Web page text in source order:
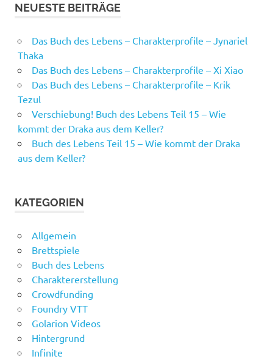
NEUESTE BEITRÄGE
Das Buch des Lebens – Charakterprofile – Jynariel
Thaka
Das Buch des Lebens – Charakterprofile – Xi Xiao
Das Buch des Lebens – Charakterprofile – Krik
Tezul
Verschiebung! Buch des Lebens Teil 15 – Wie
kommt der Draka aus dem Keller?
Buch des Lebens Teil 15 – Wie kommt der Draka
aus dem Keller?
KATEGORIEN
Allgemein
Brettspiele
Buch des Lebens
Charaktererstellung
Crowdfunding
Foundry VTT
Golarion Videos
Hintergrund
Infinite